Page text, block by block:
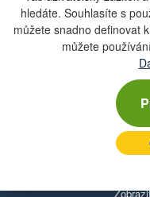
hledáte. Souhlasíte s
můžete snadno definovat
můžete
32
Chcete dostávat